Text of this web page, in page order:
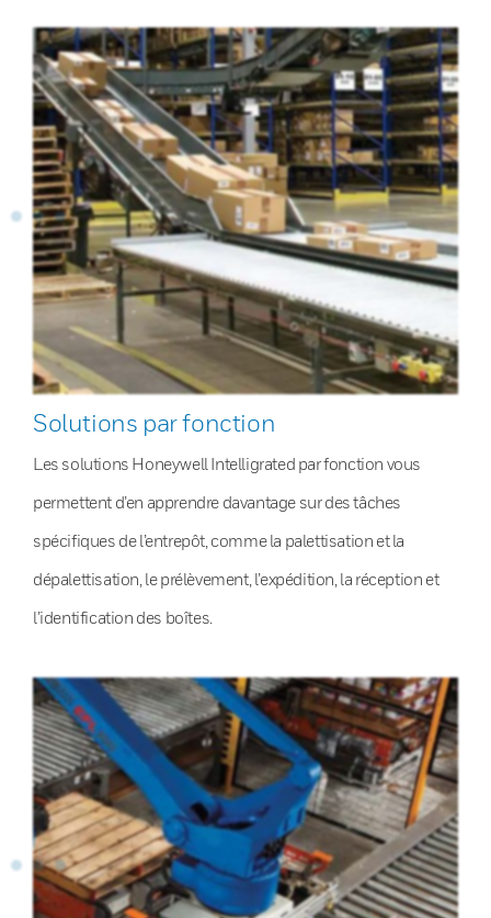
Solutions par fonction
Les solutions Honeywell Intelligrated par fonction vous
permettent d’en apprendre davantage sur des tâches
spécifiques de l’entrepôt, comme la palettisation et la
dépalettisation, le prélèvement, l’expédition, la réception et
l’identification des boîtes.